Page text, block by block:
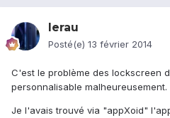
lerau
Posté(e) 13 février 2014
C'est le problème des lockscreen
personnalisable malheureusement.
Je l'avais trouvé via "appXoid"